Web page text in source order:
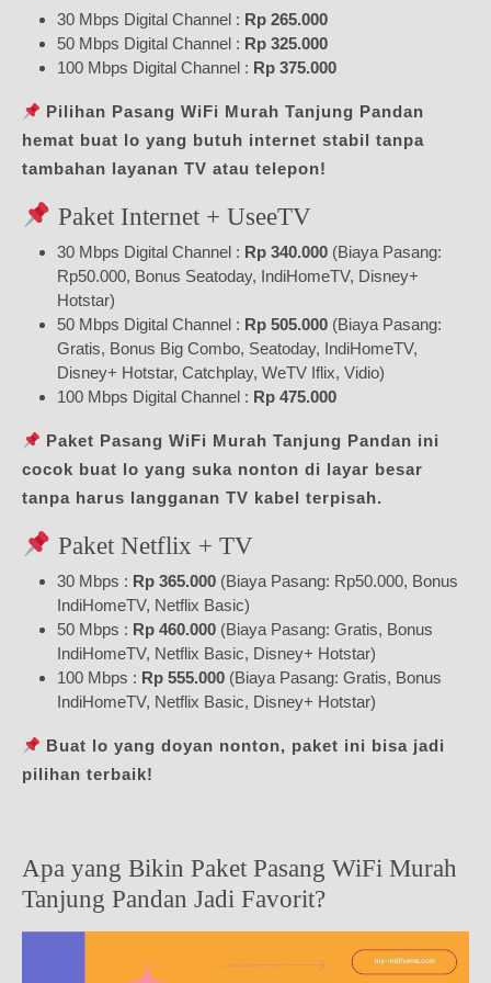
30 Mbps Digital Channel : Rp 265.000
50 Mbps Digital Channel : Rp 325.000
100 Mbps Digital Channel : Rp 375.000
Pilihan Pasang WiFi Murah Tanjung Pandan
hemat buat lo yang butuh internet stabil tanpa
tambahan layanan TV atau telepon!
Paket Internet + UseeTV
30 Mbps Digital Channel : Rp 340.000 (Biaya Pasang:
Rp50.000, Bonus Seatoday, IndiHomeTV, Disney+
Hotstar)
50 Mbps Digital Channel : Rp 505.000 (Biaya Pasang:
Gratis, Bonus Big Combo, Seatoday, IndiHomeTV,
Disney+ Hotstar, Catchplay, WeTV Iflix, Vidio)
100 Mbps Digital Channel : Rp 475.000
Paket Pasang WiFi Murah Tanjung Pandan ini
cocok buat lo yang suka nonton di layar besar
tanpa harus langganan TV kabel terpisah.
Paket Netflix + TV
30 Mbps : Rp 365.000 (Biaya Pasang: Rp50.000, Bonus
IndiHomeTV, Netflix Basic)
50 Mbps : Rp 460.000 (Biaya Pasang: Gratis, Bonus
IndiHomeTV, Netflix Basic, Disney+ Hotstar)
100 Mbps : Rp 555.000 (Biaya Pasang: Gratis, Bonus
IndiHomeTV, Netflix Basic, Disney+ Hotstar)
Buat lo yang doyan nonton, paket ini bisa jadi
pilihan terbaik!
Apa yang Bikin Paket Pasang WiFi Murah
Tanjung Pandan Jadi Favorit?